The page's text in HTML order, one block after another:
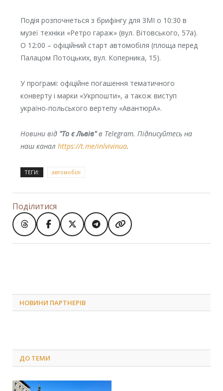
Подія розпочнеться з брифінгу для ЗМІ о 10:30 в
музеї техніки «Ретро гараж» (вул. Вітовського, 57а).
О 12:00 – офіційний старт автомобіля (площа перед
Палацом Потоцьких, вул. Коперника, 15).
У програмі: офіційне погашення тематичного
конверту і марки «Укрпошти», а також виступ
україно-польського вертепу «АвантюрА».
Новини від "То є Львів"в Telegram. Підписуйтесь на
наш канал https://t.me/inlvivinua.
ТЕГИ: автомобілі
Поділитися
НОВИНИ ПАРТНЕРІВ
ДО ТЕМИ